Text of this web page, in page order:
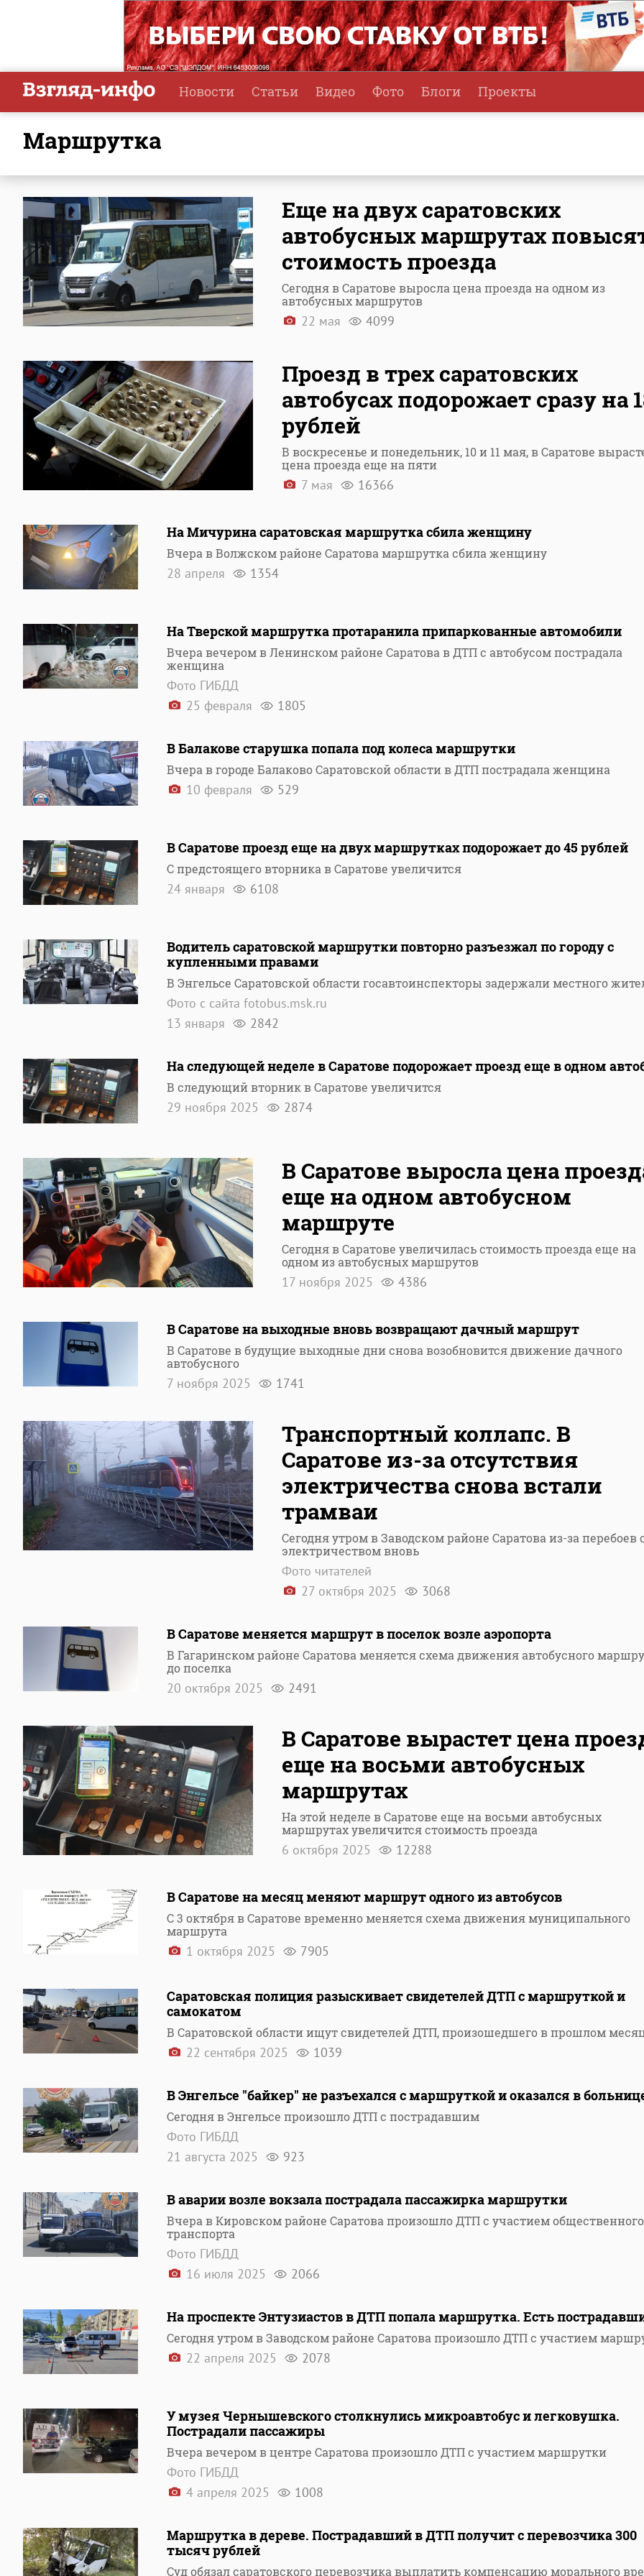
Новости Статьи Видео Фото Блоги Проекты
маршрутка
Еще на двух саратовских
автобусных маршрутах
стоимость проезда
Сегодня в Саратове выросла цена проезда на одном из
автобусных маршрутов
22 мая 4099
Проезд в трех саратовских
автобусах подорожает сразу на
рублей
В воскресенье и понедельник, 10 и 11 мая, в Саратове
цена проезда еще на пяти
7 мая 16366
На Мичурина саратовская маршрутка сбила женщину
Вчера в Волжском районе Саратова маршрутка сбила женщину
28 апреля 1354
На Тверской маршрутка протаранила припаркованные автомобили
Вчера вечером в Ленинском районе Саратова в ДТП с автобусом пострадала
женщина
Фото ГИБДД
25 февраля
1805
В Балакове старушка попала под колеса маршрутки
Вчера в городе Балаково Саратовской области в ДТП пострадала женщина
10 февраля 529
В Саратове проезд еще на двух маршрутках подорожает до 45 рублей
С предстоящего вторника в Саратове увеличится
24 января 6108
Водитель саратовской маршрутки повторно разъезжал по городу с
купленными правами
В Энгельсе Саратовской области госавтоинспекторы задержали местного
Фото с сайта fotobus.msk.ru
13 января
2842
На следующей неделе в Саратове подорожает проезд еще в одном
В следующий вторник в Саратове увеличится
29 ноября 2025 2874
В Саратове выросла цена
еще на одном автобусном
маршруте
Сегодня в Саратове увеличилась стоимость проезда еще на
одном из автобусных маршрутов
17 ноября 2025 4386
В Саратове на выходные вновь возвращают дачный маршрут
В Саратове в будущие выходные дни снова возобновится движение дачного
автобусного
7 ноября 2025 1741
Транспортный коллапс. В
Саратове из-за отсутствия
электричества снова встали
трамваи
Сегодня утром в Заводском районе Саратова из-за перебоев
электричеством вновь
Фото читателей
27 октября 2025
3068
В Саратове меняется маршрут в поселок возле аэропорта
В Гагаринском районе Саратова меняется схема движения автобусного
до поселка
20 октября 2025 2491
В Саратове вырастет цена
еще на восьми автобусных
маршрутах
На этой неделе в Саратове еще на восьми автобусных
маршрутах увеличится стоимость проезда
6 октября 2025 12288
В Саратове на месяц меняют маршрут одного из автобусов
С 3 октября в Саратове временно меняется схема движения муниципального
маршрута
1 октября 2025 7905
Саратовская полиция разыскивает свидетелей ДТП с маршруткой и
самокатом
В Саратовской области ищут свидетелей ДТП, произошедшего в прошлом
22 сентября 2025 1039
В Энгельсе "байкер" не разъехался с маршруткой и оказался в
Сегодня в Энгельсе произошло ДТП с пострадавшим
Фото ГИБДД
21 августа 2025
923
В аварии возле вокзала пострадала пассажирка маршрутки
Вчера в Кировском районе Саратова произошло ДТП с участием общественного
транспорта
Фото ГИБДД
16 июля 2025
2066
На проспекте Энтузиастов в ДТП попала маршрутка. Есть
Сегодня утром в Заводском районе Саратова произошло ДТП с участием
22 апреля 2025 2078
У музея Чернышевского столкнулись микроавтобус и легковушка.
Пострадали пассажиры
Вчера вечером в центре Саратова произошло ДТП с участием маршрутки
Фото ГИБДД
4 апреля 2025
1008
Маршрутка в дереве. Пострадавший в ДТП получит с перевозчика 300
тысяч рублей
Суд обязал саратовского перевозчика выплатить компенсацию морального